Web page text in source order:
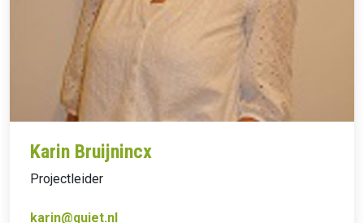
Karin Bruijnincx
Projectleider
karin@quiet.nl